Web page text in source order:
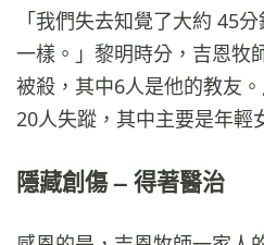
「我們失去知覺了大約 45
一樣。」黎明時分，吉恩牧
被殺，其中6人是他的教友
20人失蹤，其中主要是年輕
隱藏創傷 – 得著醫治